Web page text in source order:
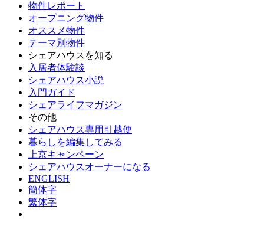
物件レポート
オープニング物件
オススメ物件
テーマ別物件
シェアハウスを知る
入居者体験談
シェアハウス小説
入門ガイド
シェアライフマガジン
その他
シェアハウス専用引越便
暮らしを編集してみる
上京キャンペーン
シェアハウスオーナーになる
ENGLISH
簡体字
繁体字